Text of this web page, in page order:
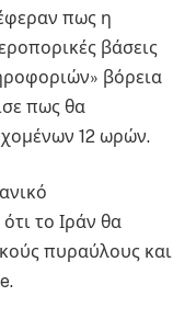
πως η
βάσεις
βόρεια
πως θα
12 ωρών.
το Ιράν θα
πυραύλους και